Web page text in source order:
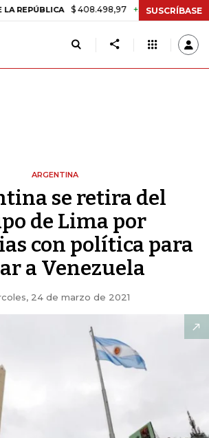
$ 408.498,97 +$ 8.753,81 +2,19%
SUSCRÍBASE
ARGENTINA
se retira del
de Lima por
con política para
a Venezuela
24 de marzo de 2021